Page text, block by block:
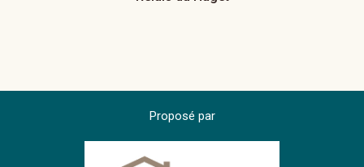
Proposé par